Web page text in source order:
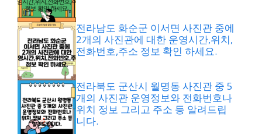
전라남도 화순군 이서면 사진관 중에
2개의 사진관에 대한 운영시간,위치,
전화번호,주소 정보 확인 하세요.
전라북도 군산시 월명동 사진관 중 5
개의 사진관 운영정보와 전화번호나
위치 정보 그리고 주소 등 알려드립
니다.